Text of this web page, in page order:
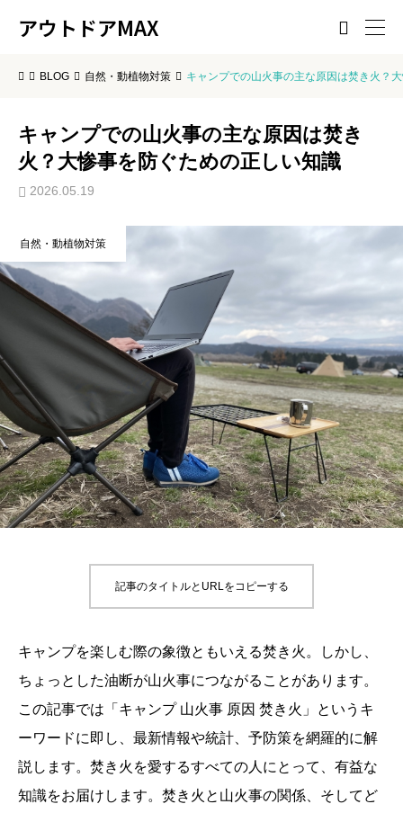
アウトドアMAX 
BLOG 自然・動植物対策 キャンプでの山火事の主な原因は焚き火？
キャンプでの山火事の主な原因は焚き
火？大惨事を防ぐための正しい知識
2026.05.19
自然・動植物対策
記事のタイトルとURLをコピーする
キャンプを楽しむ際の象徴ともいえる焚き火。しかし、
ちょっとした油断が山火事につながることがあります。
この記事では「キャンプ 山火事 原因 焚き火」というキ
ーワードに即し、最新情報や統計、予防策を網羅的に解
説します。焚き火を愛するすべての人にとって、有益な
知識をお届けします。焚き火と山火事の関係、そしてど